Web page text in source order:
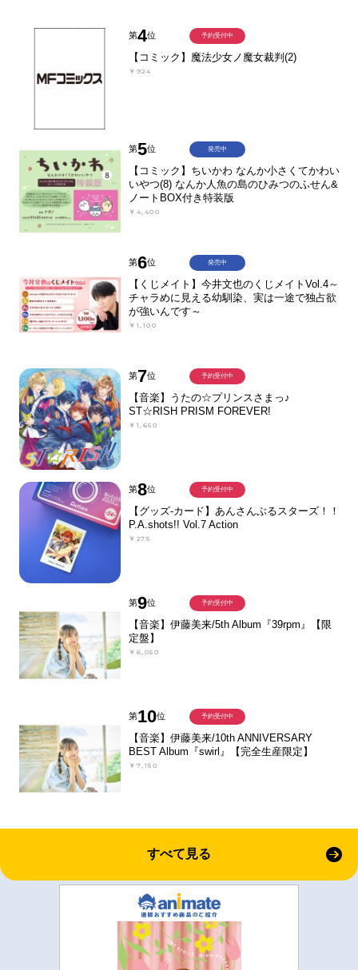
第4位
【コミック】魔法少女ノ魔女裁判(2)
￥924
予約受付中
第5位
【コミック】ちいかわ なんか小さくてかわい
いやつ(8) なんか人魚の島のひみつのふせん&
ノートBOX付き特装版
￥4,400
発売中
第6位
【くじメイト】今井文也のくじメイトVol.4～
チャラめに見える幼馴染、実は一途で独占欲
が強いんです～
￥1,100
発売中
第7位
【音楽】うたの☆プリンスさまっ♪
ST☆RISH PRISM FOREVER!
￥1,650
予約受付中
第8位
【グッズ-カード】あんさんぶるスターズ！！
P.A.shots!! Vol.7 Action
￥275
予約受付中
第9位
【音楽】伊藤美来/5th Album『39rpm』【限
定盤】
￥6,050
予約受付中
第10位
【音楽】伊藤美来/10th ANNIVERSARY
BEST Album『swirl』【完全生産限定】
￥7,150
予約受付中
すべて見る